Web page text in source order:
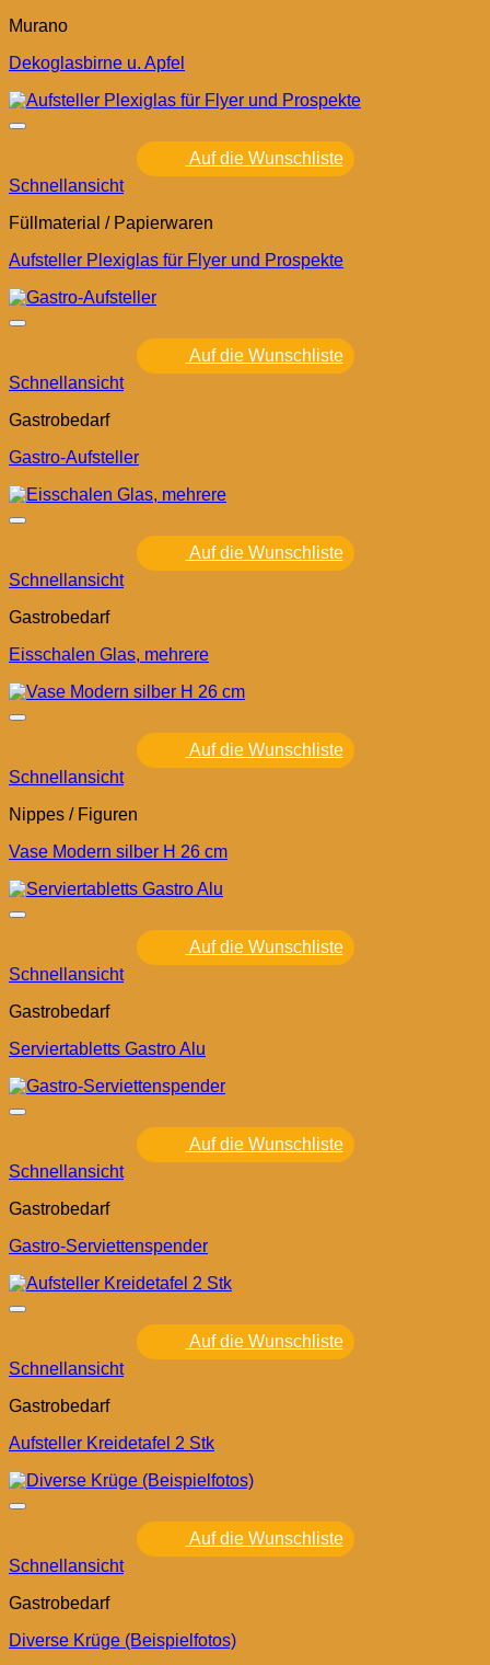
Murano
Dekoglasbirne u. Apfel
Auf die Wunschliste
Schnellansicht
Füllmaterial / Papierwaren
Aufsteller Plexiglas für Flyer und Prospekte
Auf die Wunschliste
Schnellansicht
Gastrobedarf
Gastro-Aufsteller
Auf die Wunschliste
Schnellansicht
Gastrobedarf
Eisschalen Glas, mehrere
Auf die Wunschliste
Schnellansicht
Nippes / Figuren
Vase Modern silber H 26 cm
Auf die Wunschliste
Schnellansicht
Gastrobedarf
Serviertabletts Gastro Alu
Auf die Wunschliste
Schnellansicht
Gastrobedarf
Gastro-Serviettenspender
Auf die Wunschliste
Schnellansicht
Gastrobedarf
Aufsteller Kreidetafel 2 Stk
Auf die Wunschliste
Schnellansicht
Gastrobedarf
Diverse Krüge (Beispielfotos)